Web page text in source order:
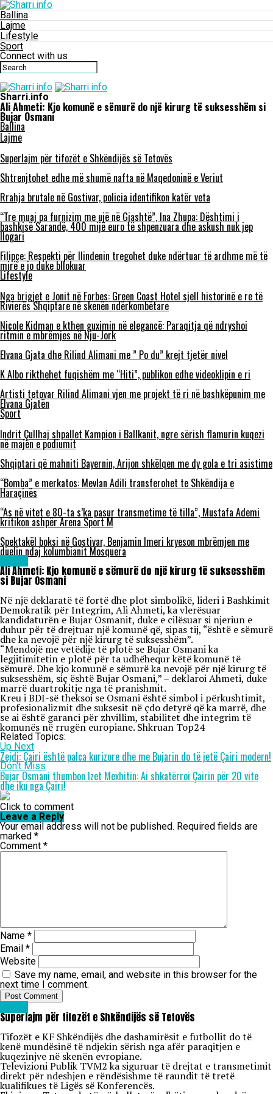
Ballina
Lajme
Lifestyle
Sport
Connect with us
Sharri.info
Ali Ahmeti: Kjo komunë e sëmurë do një kirurg të suksesshëm si
Bujar Osmani
Ballina
Lajme
Superlajm për tifozët e Shkëndijës së Tetovës
Shtrenjtohet edhe më shumë nafta në Maqedoninë e Veriut
Rrahja brutale në Gostivar, policia identifikon katër veta
“Tre muaj pa furnizim me ujë në Gjashtë”, Ina Zhupa: Dështimi i
bashkisë Sarandë, 400 mijë euro të shpenzuara dhe askush nuk jep
llogari
Filipçe: Respekti për Ilindenin tregohet duke ndërtuar të ardhme më të
mirë e jo duke bllokuar
Lifestyle
Nga brigjet e Jonit në Forbes: Green Coast Hotel sjell historinë e re të
Rivierës Shqiptare në skenën ndërkombëtare
Nicole Kidman e kthen guximin në elegancë: Paraqitja që ndryshoi
ritmin e mbrëmjes në Nju-Jork
Elvana Gjata dhe Rilind Alimani me ” Po du” krejt tjetër nivel
K Albo rikthehet fuqishëm me “Hiti”, publikon edhe videoklipin e ri
Artisti tetovar Rilind Alimani vjen me projekt të ri në bashkëpunim me
Elvana Gjatën
Sport
Indrit Çullhaj shpallet Kampion i Ballkanit, ngre sërish flamurin kuqezi
në majën e podiumit
Shqiptari që mahniti Bayernin, Arijon shkëlqen me dy gola e tri asistime
“Bomba” e merkatos: Mevlan Adili transferohet te Shkëndija e
Haraçinës
“As në vitet e 80-ta s’ka pasur transmetime të tilla”, Mustafa Ademi
kritikon ashpër Arena Sport M
Spektakël boksi në Gostivar, Benjamin Imeri kryeson mbrëmjen me
duelin ndaj kolumbianit Mosquera
Ali Ahmeti: Kjo komunë e sëmurë do një kirurg të suksesshëm
si Bujar Osmani
Në një deklaratë të fortë dhe plot simbolikë, lideri i Bashkimit
Demokratik për Integrim, Ali Ahmeti, ka vlerësuar
kandidaturën e Bujar Osmanit, duke e cilësuar si njeriun e
duhur për të drejtuar një komunë që, sipas tij, “është e sëmurë
dhe ka nevojë për një kirurg të suksesshëm”.
“Mendojë me vetëdije të plotë se Bujar Osmani ka
legjitimitetin e plotë për ta udhëhequr këtë komunë të
sëmurë. Dhe kjo komunë e sëmurë ka nevojë për një kirurg të
suksesshëm, siç është Bujar Osmani,” – deklaroi Ahmeti, duke
marrë duartrokitje nga të pranishmit.
Kreu i BDI-së theksoi se Osmani është simbol i përkushtimit,
profesionalizmit dhe suksesit në çdo detyrë që ka marrë, dhe
se ai është garanci për zhvillim, stabilitet dhe integrim të
komunës në rrugën europiane. Shkruan Top24
Related Topics:
Up Next
Zejdi: Çairi është palca kurizore dhe me Bujarin do të jetë Çairi modern!
Don't Miss
Bujar Osmani thumbon Izet Mexhitin: Ai shkatërroi Çairin për 20 vite
dhe iku nga Çairi!
Click to comment
Leave a Reply
Your email address will not be published. Required fields are
marked *
Comment *
Name *
Email *
Website
Save my name, email, and website in this browser for the
next time I comment.
Superlajm për tifozët e Shkëndijës së Tetovës
Tifozët e KF Shkëndijës dhe dashamirësit e futbollit do të
kenë mundësinë të ndjekin sërish nga afër paraqitjen e
kuqezinjve në skenën evropiane.
Televizioni Publik TVM2 ka siguruar të drejtat e transmetimit
direkt për ndeshjen e rëndësishme të raundit të tretë
kualifikues të Ligës së Konferencës.